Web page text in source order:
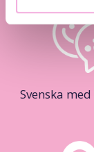
Svenska